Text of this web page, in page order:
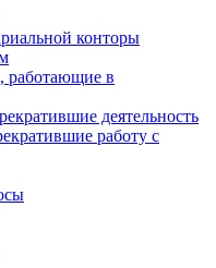
конторы
работающие в
деятельность
работу с